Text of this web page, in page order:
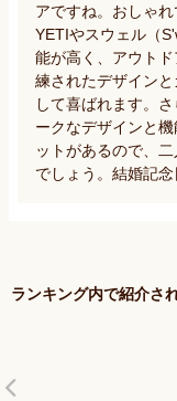
アですね。おしゃ
YETIやスウェル（
能が高く、アウト
練されたデザイン
して喜ばれます。
ークなデザインと
ットがあるので、
でしょう。結婚記
ランキング内で紹介さ